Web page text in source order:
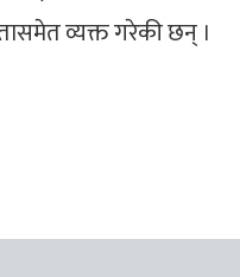
व्यक्त गरेकी छन् ।